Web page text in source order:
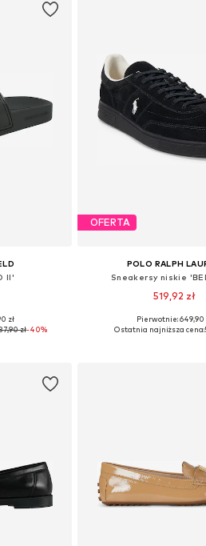
II'
39, 40, 41
zł
zł-40%
OFERTA
POLO RALPH
Sneakersy niskie
519,92 zł
Dostępne w różnych
Pierwotnie: 649,90
Ostatnia najniższa cena: